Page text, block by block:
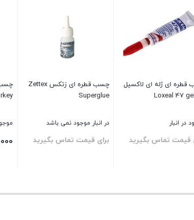
ای ژله ای لاکسیل
در انبار
قیمت تماس بگیرید
چسب قطره ای زتکس Zettex
Superglue
در انبار موجود نمی باشد
برای قیمت تماس بگیرید